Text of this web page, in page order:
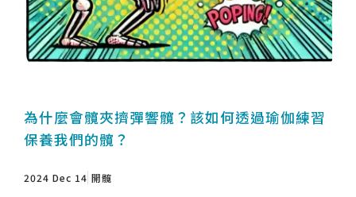
為什麼會髖夾擠彈響髖？該如何透過瑜伽練習
保養我們的髖？
2024 Dec 14 開髖